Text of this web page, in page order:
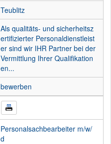
Teublitz
Als qualitäts- und sicherheitsz
ertifizierter Personaldienstleist
er sind wir IHR Partner bei der
Vermittlung Ihrer Qualifikation
en...
bewerben
Personalsachbearbeiter m/w/
d